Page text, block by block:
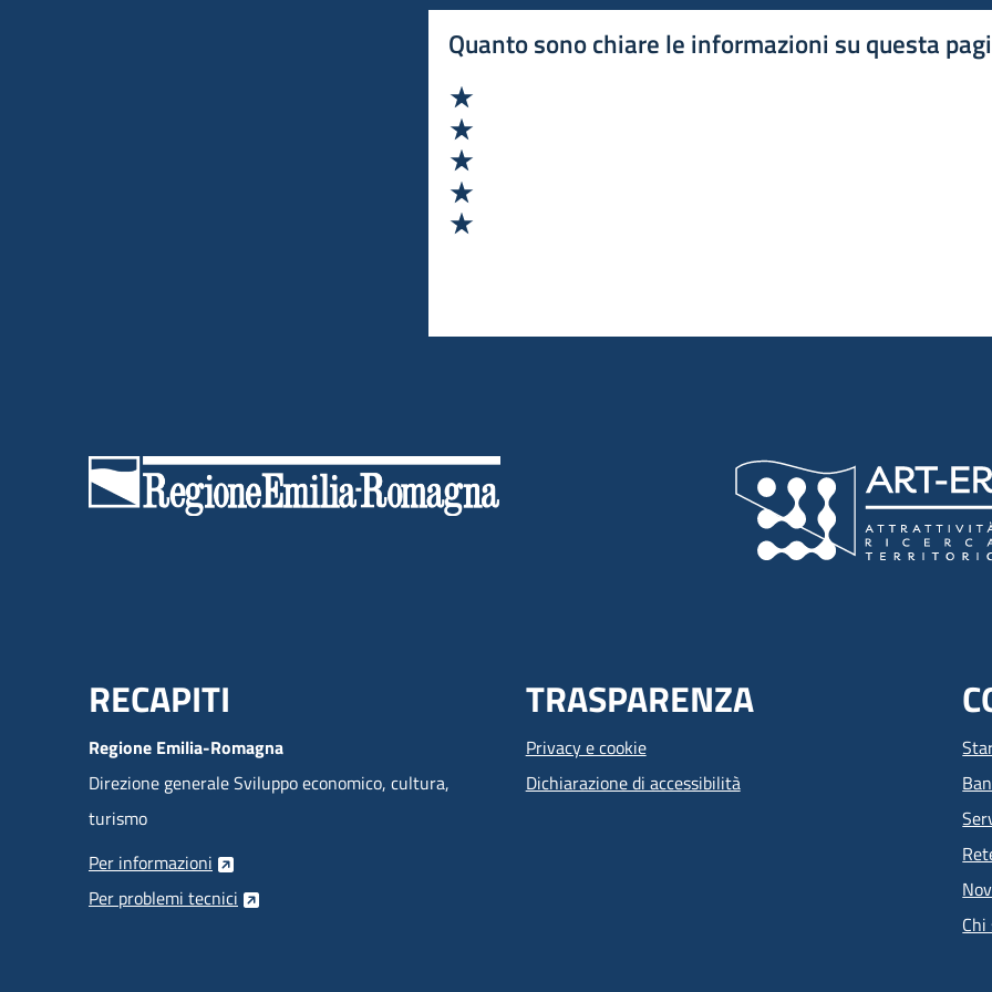
Quanto sono chiare le informazioni su questa
Menu Footer
RECAPITI
Regione Emilia-Romagna
Direzione generale Sviluppo economico, cultura,
turismo
Per informazioni
Per problemi tecnici
TRASPARENZA
Privacy e cookie
Dichiarazione di accessibilità